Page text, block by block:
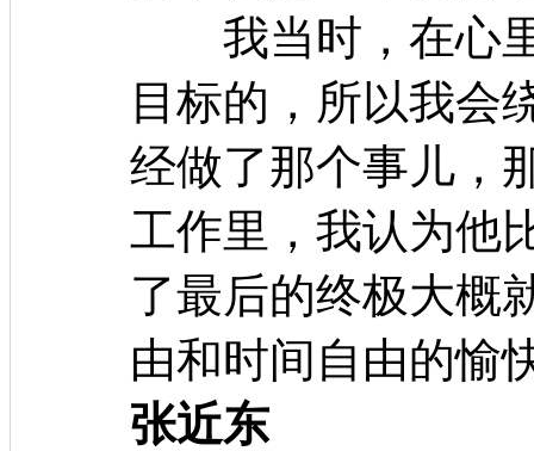
我当时，在心里
目标的，所以我会
经做了那个事儿，
工作里，我认为他
了最后的终极大概
由和时间自由的愉
张近东